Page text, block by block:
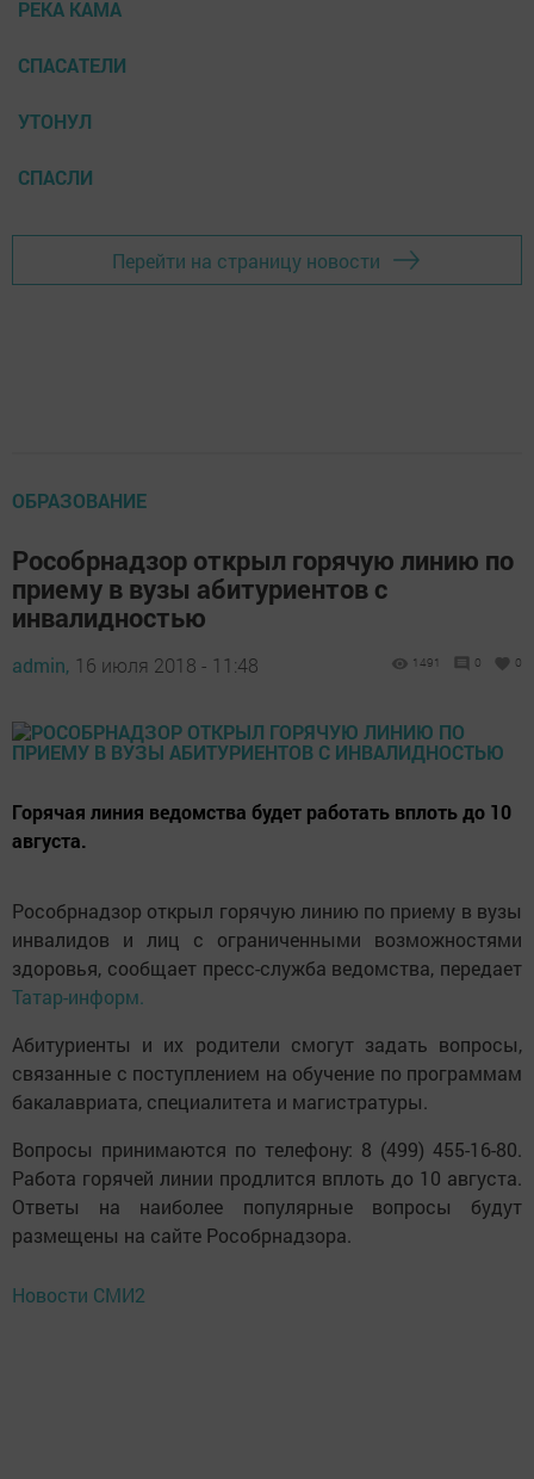
РЕКА КАМА
СПАСАТЕЛИ
УТОНУЛ
СПАСЛИ
Перейти на страницу новости
ОБРАЗОВАНИЕ
Рособрнадзор открыл горячую линию по
приему в вузы абитуриентов с
инвалидностью
admin, 16 июля 2018 - 11:48 1491 0 0
Горячая линия ведомства будет работать вплоть до 10
августа.
Рособрнадзор открыл горячую линию по приему в вузы
инвалидов и лиц с ограниченными возможностями
здоровья, сообщает пресс-служба ведомства, передает
Татар-информ.
Абитуриенты и их родители смогут задать вопросы,
связанные с поступлением на обучение по программам
бакалавриата, специалитета и магистратуры.
Вопросы принимаются по телефону: 8 (499) 455-16-80.
Работа горячей линии продлится вплоть до 10 августа.
Ответы на наиболее популярные вопросы будут
размещены на сайте Рособрнадзора.
Новости СМИ2